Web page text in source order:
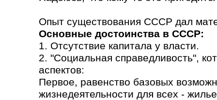
Опыт существования СССР дал
Основные достоинства в СССР:
1. Отсутствие капитала у власти.
2. "Социальная справедливость",
аспектов:
Первое, равенство базовых
жизнедеятельности для всех -